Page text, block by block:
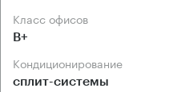
Класс офисов
B+
Кондиционирование
сплит-системы